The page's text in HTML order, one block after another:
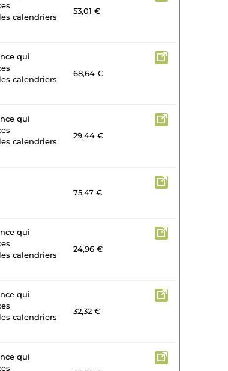
calendriers
53,01 €
qui
calendriers
68,64 €
qui
calendriers
29,44 €
75,47 €
qui
calendriers
24,96 €
qui
calendriers
32,32 €
qui